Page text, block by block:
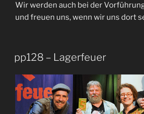
Wir werden auch bei der
und freuen uns, wenn wir uns dort
pp128 – Lagerfeuer